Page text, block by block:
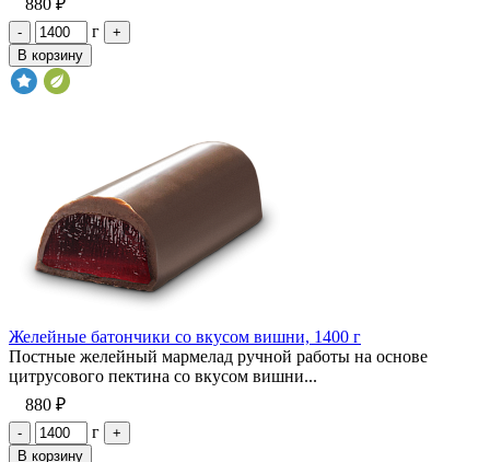
- г
+
В корзину
Желейные батончики со вкусом вишни, 1400 г
Постные желейный мармелад ручной работы на основе
цитрусового пектина со вкусом вишни...
880 ₽
- г
+
В корзину